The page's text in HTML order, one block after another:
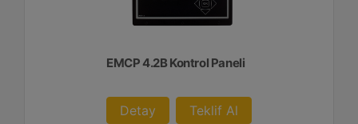
EMCP 4.2B Kontrol Paneli
Detay Teklif Al